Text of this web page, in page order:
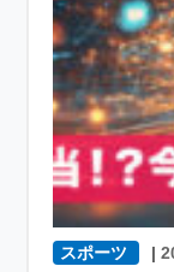
スポーツ |